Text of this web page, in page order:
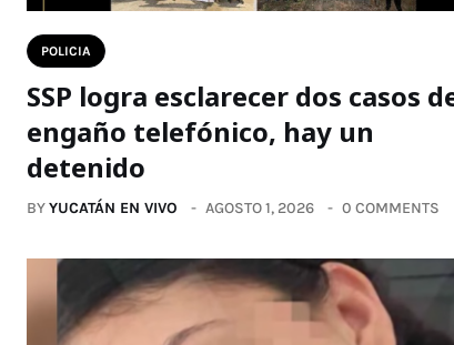
POLICIA
SSP logra esclarecer dos casos
engaño telefónico, hay un
detenido
BYYUCATÁN EN VIVO AGOSTO 1, 2026 0 COMMENTS